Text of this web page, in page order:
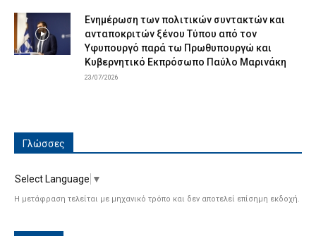
Ενημέρωση των πολιτικών συντακτών και
ανταποκριτών ξένου Τύπου από τον
Υφυπουργό παρά τω Πρωθυπουργώ και
Κυβερνητικό Εκπρόσωπο Παύλο Μαρινάκη
23/07/2026
Γλώσσες
Select Language ▼
Η μετάφραση τελείται με μηχανικό τρόπο και δεν αποτελεί επίσημη εκδοχή.